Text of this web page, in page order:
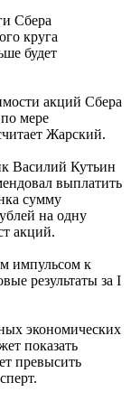
Сбера
круга
будет
акций Сбера
мере
Жарский.
Василий Кутьин
выплатить
сумму
на одну
акций.
импульсом к
результаты за I
экономических
показать
превысить